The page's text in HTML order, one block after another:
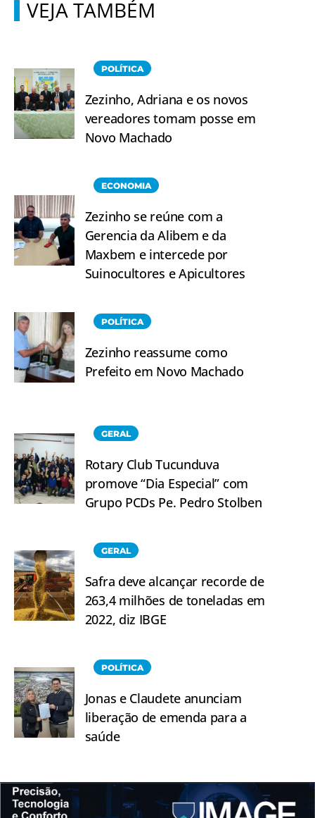
VEJA TAMBÉM
POLÍTICA
Zezinho, Adriana e os novos
vereadores tomam posse em
Novo Machado
ECONOMIA
Zezinho se reúne com a
Gerencia da Alibem e da
Maxbem e intercede por
Suinocultores e Apicultores
POLÍTICA
Zezinho reassume como
Prefeito em Novo Machado
GERAL
Rotary Club Tucunduva
promove “Dia Especial” com
Grupo PCDs Pe. Pedro Stolben
GERAL
Safra deve alcançar recorde de
263,4 milhões de toneladas em
2022, diz IBGE
POLÍTICA
Jonas e Claudete anunciam
liberação de emenda para a
saúde